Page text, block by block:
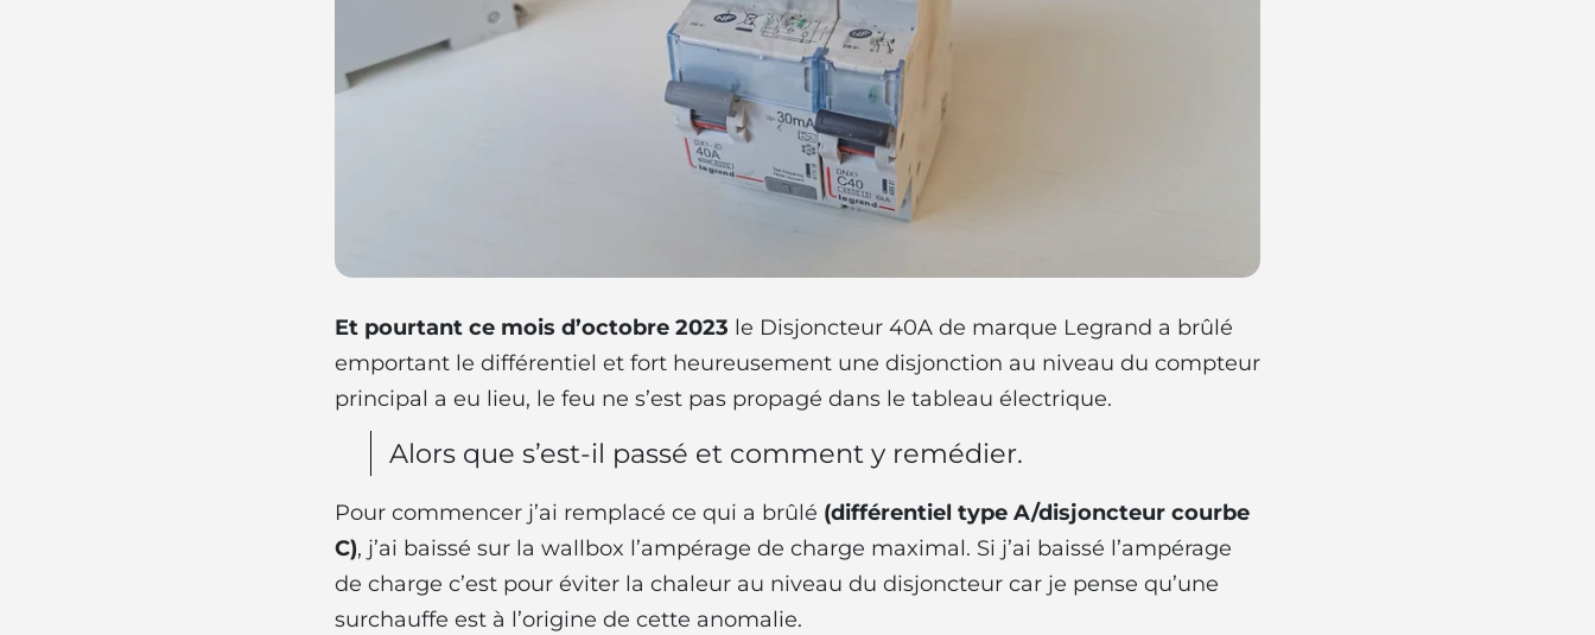
Et pourtant ce mois d’octobre 2023 le Disjoncteur 40A de marque Legrand a brûlé
emportant le différentiel et fort heureusement une disjonction au niveau du compteur
principal a eu lieu, le feu ne s’est pas propagé dans le tableau électrique.
Alors que s’est-il passé et comment y remédier.
Pour commencer j’ai remplacé ce qui a brûlé (différentiel type A/disjoncteur courbe
C), j’ai baissé sur la wallbox l’ampérage de charge maximal. Si j’ai baissé l’ampérage
de charge c’est pour éviter la chaleur au niveau du disjoncteur car je pense qu’une
surchauffe est à l’origine de cette anomalie.